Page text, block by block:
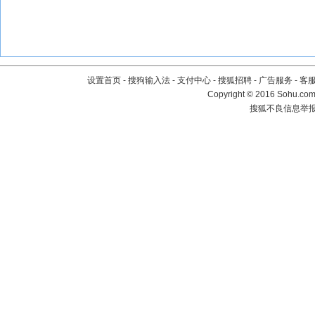
设置首页 - 搜狗输入法 - 支付中心 - 搜狐招聘 - 广告服务 - 客
Copyright©2016
搜狐不良信息举